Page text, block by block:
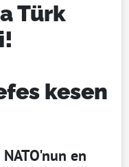
Türk
kesen
en